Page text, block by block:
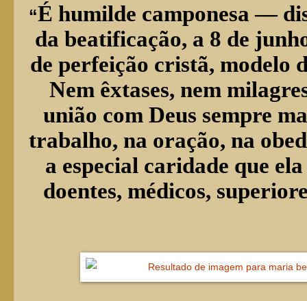
“É humilde camponesa —
da beatificação, a 8 de
de perfeição cristã, modelo
Nem êxtases, nem
união com Deus sempre
trabalho, na oração, na
a especial caridade que
doentes, médicos,